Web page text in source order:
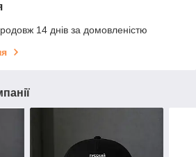
14 днів за домовленістю